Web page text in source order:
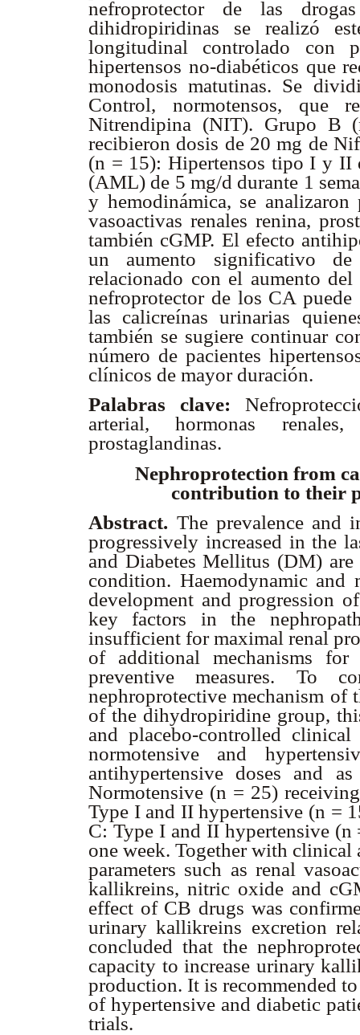
nefroprotector de las
dihidropiridinas se realizó
longitudinal controlado con
hipertensos no-diabéticos que
monodosis matutinas. Se
Control, normotensos, que
Nitrendipina (NIT). Grupo
recibieron dosis de 20 mg de
(n = 15): Hipertensos tipo I y II
(AML) de 5 mg/d durante 1
y hemodinámica, se
vasoactivas renales renina,
también cGMP. El efecto
un aumento significativo
relacionado con el aumento
nefroprotector de los CA puede
las calicreínas urinarias
también se sugiere continuar
número de pacientes
clínicos de mayor duración.
Palabras clave:
arterial, hormonas
prostaglandinas.
Nephroprotection from
contribution to their
Abstract. The prevalence and
progressively increased in the
and Diabetes Mellitus (DM)
condition. Haemodynamic and
development and progression
key factors in the
insufficient for maximal renal
of additional mechanisms
preventive measures. To
nephroprotective mechanism of
of the dihydropiridine group,
and placebo-controlled
normotensive and
antihypertensive doses and
Normotensive (n = 25)
Type I and II hypertensive (n =
C: Type I and II hypertensive
one week. Together with clinical
parameters such as renal
kallikreins, nitric oxide and
effect of CB drugs was
urinary kallikreins excretion
concluded that the
capacity to increase urinary
production. It is recommended
of hypertensive and diabetic
trials.